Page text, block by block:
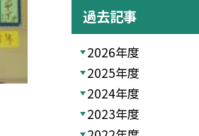
過去記事
2026年度
2025年度
2024年度
2023年度